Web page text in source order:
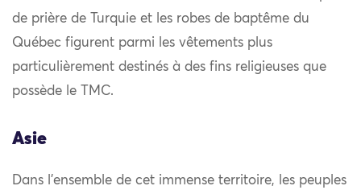
de prière de Turquie et les robes de baptême du
Québec figurent parmi les vêtements plus
particulièrement destinés à des fins religieuses que
possède le TMC.
Asie
Dans l’ensemble de cet immense territoire, les peuples